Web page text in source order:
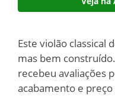
Este violão classical
mas bem
recebeu avaliações
acabamento e preço